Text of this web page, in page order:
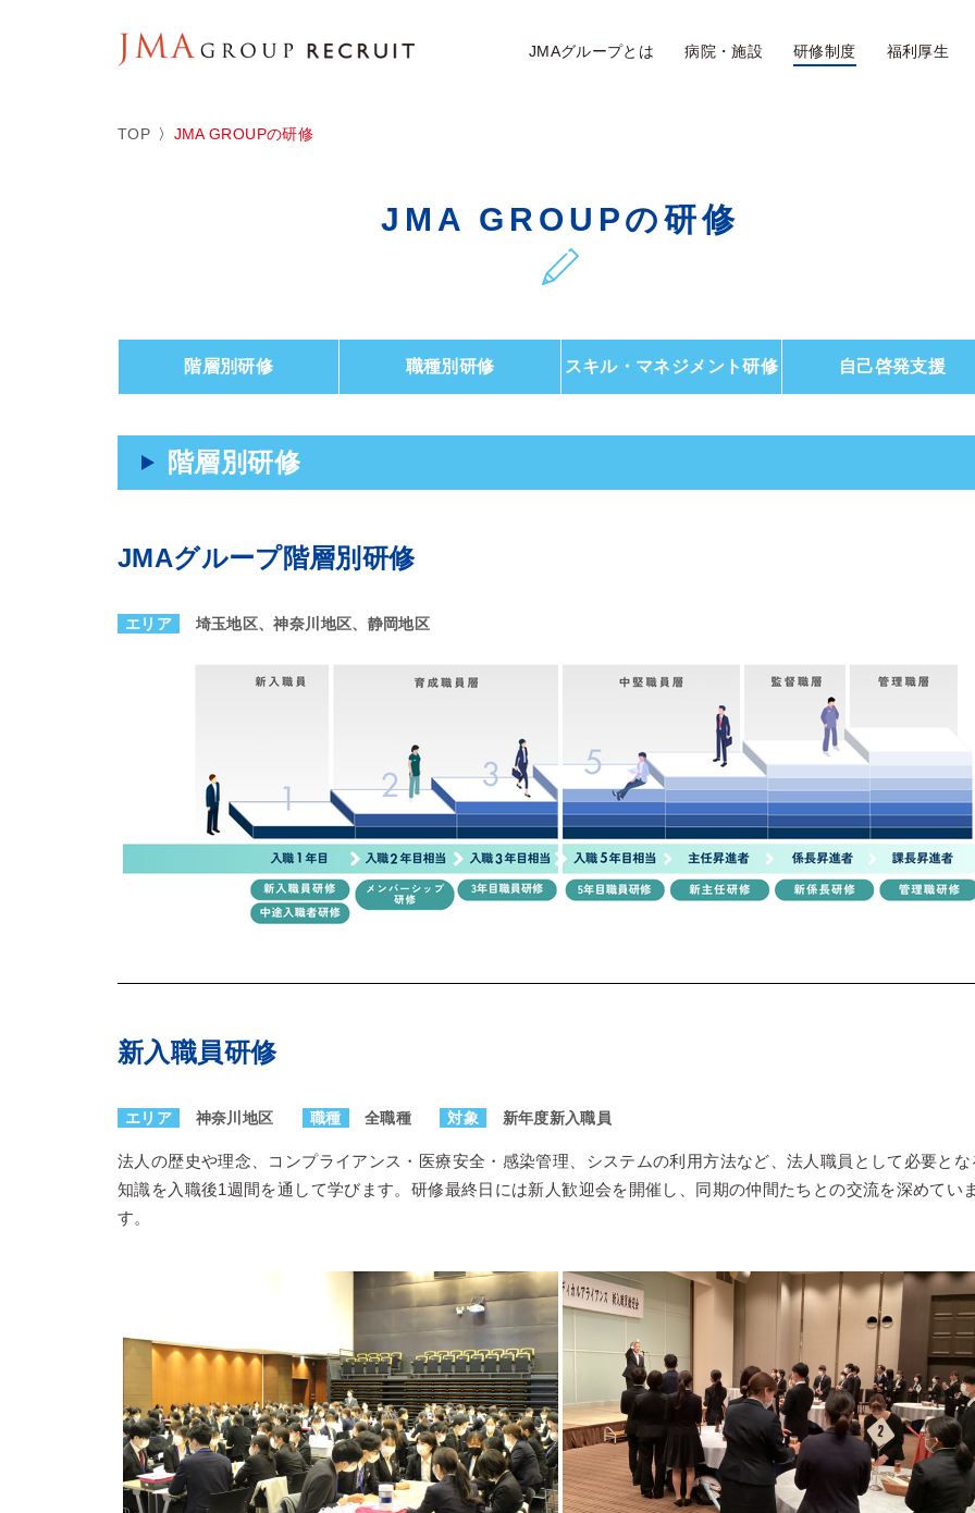
JMAグループとは 病院・施設 研修制度 福利厚生
TOP JMA GROUPの研修
JMA GROUPの研修
階層別研修 職種別研修 スキル・マネジメント研修 自己啓発支援
階層別研修
JMAグループ階層別研修
エリア 埼玉地区、神奈川地区、静岡地区
新入職員研修
エリア 神奈川地区 職種 全職種 対象 新年度新入職員
法人の歴史や理念、コンプライアンス・医療安全・感染管理、システムの利用方法など、法人職員として必要とな
知識を入職後1週間を通して学びます。研修最終日には新人歓迎会を開催し、同期の仲間たちとの交流を深めてい
す。